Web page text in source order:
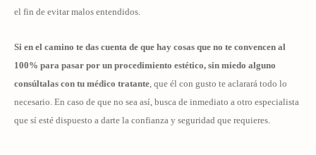
el fin de evitar malos entendidos.
Si en el camino te das cuenta de que hay cosas que no te convencen al
100% para pasar por un procedimiento estético, sin miedo alguno
consúltalas con tu médico tratante, que él con gusto te aclarará todo lo
necesario. En caso de que no sea así, busca de inmediato a otro especialista
que sí esté dispuesto a darte la confianza y seguridad que requieres.